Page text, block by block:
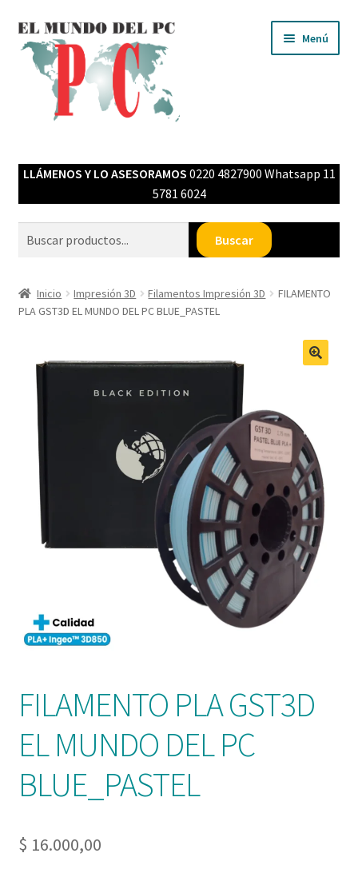
Ir
a
navegación
Ir
al
contenido
Menú
el
menú
LED NEON FLEX
LLÁMENOS Y LO ASESORAMOS 0220 4827900 Whatsapp 11
5781 6024
Buscar
Inicio Impresión 3D Filamentos Impresión 3D
FILAMENTO
PLA GST3D EL MUNDO DEL PC BLUE_PASTEL
FILAMENTO PLA GST3D
EL MUNDO DEL PC
BLUE_PASTEL
$ 16.000,00